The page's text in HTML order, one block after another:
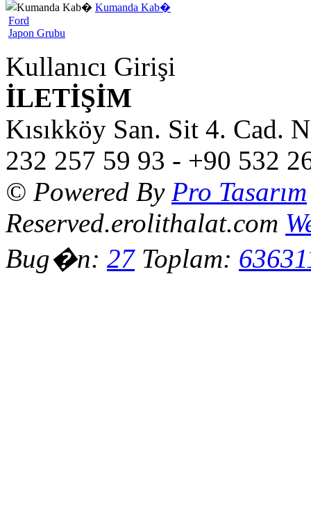
Kumanda Kab�
Ford
Japon Grubu
Kullanıcı Girişi
İLETİŞİM
Kısıkköy San. Sit 4. Cad.
232 257 59 93 - +90 532
© Powered By Pro Tasarım
Reserved.erolithalat.com
Bug�n: 27Toplam: